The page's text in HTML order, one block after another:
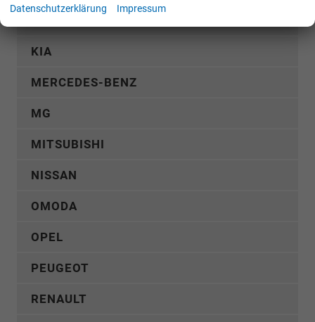
KIA
MERCEDES-BENZ
MG
MITSUBISHI
NISSAN
OMODA
OPEL
PEUGEOT
RENAULT
Datenschutzerklärung Impressum